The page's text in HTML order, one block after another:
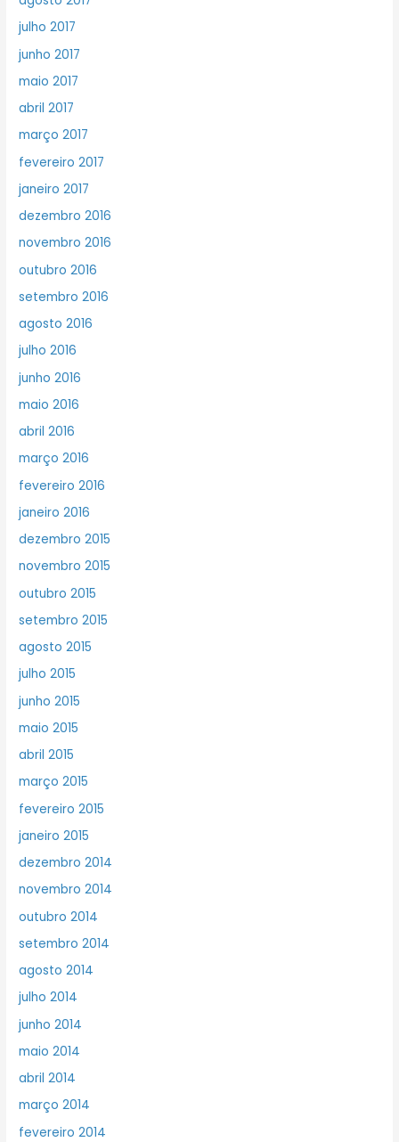
julho 2017
junho 2017
maio 2017
abril 2017
março 2017
fevereiro 2017
janeiro 2017
dezembro 2016
novembro 2016
outubro 2016
setembro 2016
agosto 2016
julho 2016
junho 2016
maio 2016
abril 2016
março 2016
fevereiro 2016
janeiro 2016
dezembro 2015
novembro 2015
outubro 2015
setembro 2015
agosto 2015
julho 2015
junho 2015
maio 2015
abril 2015
março 2015
fevereiro 2015
janeiro 2015
dezembro 2014
novembro 2014
outubro 2014
setembro 2014
agosto 2014
julho 2014
junho 2014
maio 2014
abril 2014
março 2014
fevereiro 2014